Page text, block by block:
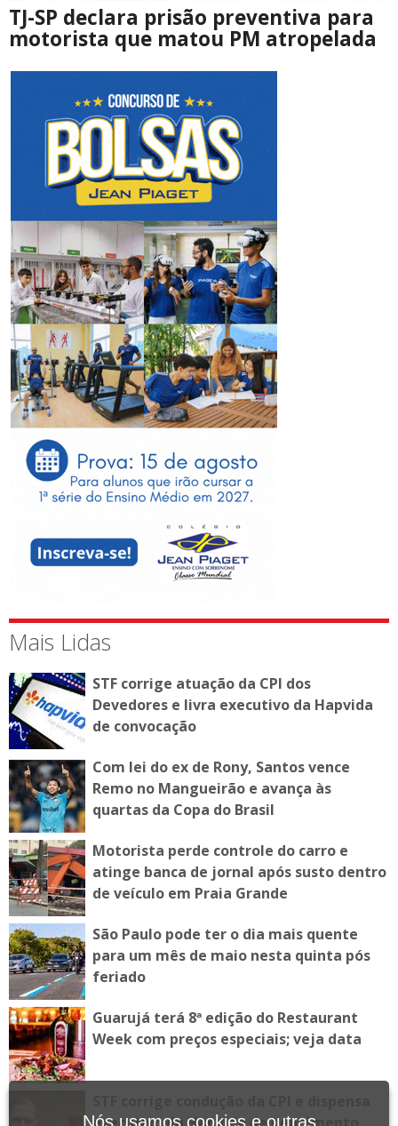
TJ-SP declara prisão preventiva para
motorista que matou PM atropelada
Mais Lidas
STF corrige atuação da CPI dos
Devedores e livra executivo da Hapvida
de convocação
Com lei do ex de Rony, Santos vence
Remo no Mangueirão e avança às
quartas da Copa do Brasil
Motorista perde controle do carro e
atinge banca de jornal após susto dentro
de veículo em Praia Grande
São Paulo pode ter o dia mais quente
para um mês de maio nesta quinta pós
feriado
Guarujá terá 8ª edição do Restaurant
Week com preços especiais; veja data
executivo da Hapvida de depoimento
Nós usamos cookies e outras